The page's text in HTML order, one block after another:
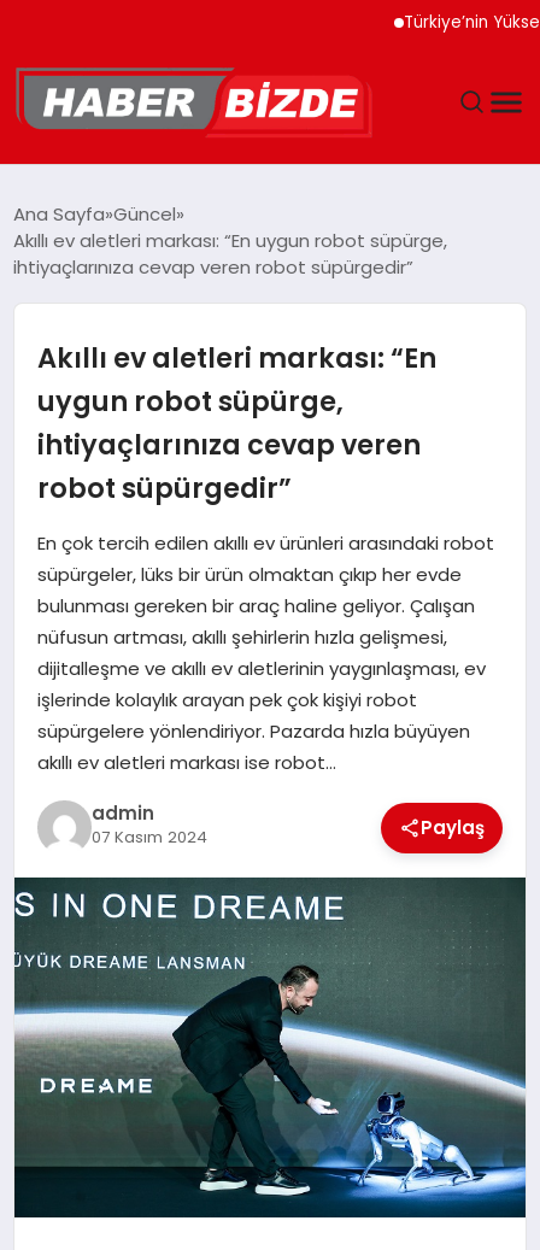
Türkiye’nin Yüksek
YAŞAM
MAGAZIN
TEKNOLOJI
Ana Sayfa Güncel
Akıllı ev aletleri markası: “En uygun robot süpürge,
ihtiyaçlarınıza cevap veren robot süpürgedir”
Akıllı ev aletleri markası: “En
uygun robot süpürge,
ihtiyaçlarınıza cevap veren
robot süpürgedir”
En çok tercih edilen akıllı ev ürünleri arasındaki robot
süpürgeler, lüks bir ürün olmaktan çıkıp her evde
bulunması gereken bir araç haline geliyor. Çalışan
nüfusun artması, akıllı şehirlerin hızla gelişmesi,
dijitalleşme ve akıllı ev aletlerinin yaygınlaşması, ev
işlerinde kolaylık arayan pek çok kişiyi robot
süpürgelere yönlendiriyor. Pazarda hızla büyüyen
akıllı ev aletleri markası ise robot…
admin
07 Kasım 2024 Paylaş